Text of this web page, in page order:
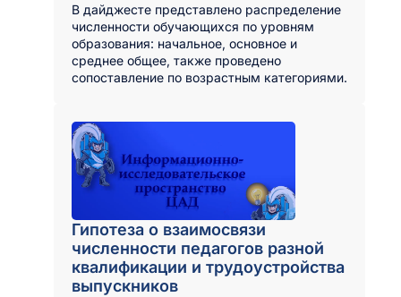
В дайджесте представлено распределение
численности обучающихся по уровням
образования: начальное, основное и
среднее общее, также проведено
сопоставление по возрастным категориями.
Гипотеза о взаимосвязи
численности педагогов разной
квалификации и трудоустройства
выпускников